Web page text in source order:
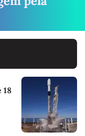
18